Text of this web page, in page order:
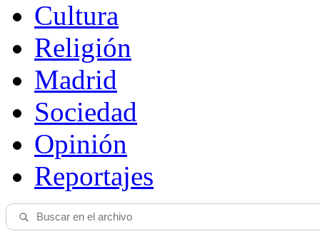
Cultura
Religión
Madrid
Sociedad
Opinión
Reportajes